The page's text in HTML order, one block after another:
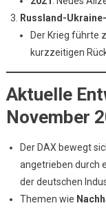
Russland-
Der Krieg führte
kurzzeitigen
Aktuelle
November
Der DAX bewegt
angetrieben durch
der deutschen
Themen wie